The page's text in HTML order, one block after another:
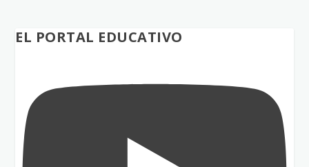
EL PORTAL EDUCATIVO